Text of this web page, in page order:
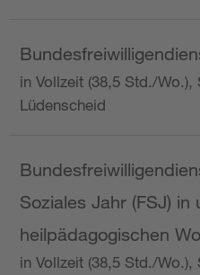
in Vollzeit (38,5 Std./
Lüdenscheid
Soziales Jahr (FSJ) in
heilpädagogischen
in Vollzeit (38,5 Std./